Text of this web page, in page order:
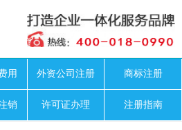
用 外资公司注册 商标注册
销 许可证办理 注册指南